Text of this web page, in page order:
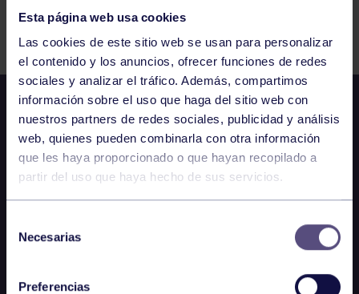
Esta página web usa cookies
Las cookies de este sitio web se usan para personalizar
el contenido y los anuncios, ofrecer funciones de redes
sociales y analizar el tráfico. Además, compartimos
información sobre el uso que haga del sitio web con
nuestros partners de redes sociales, publicidad y análisis
web, quienes pueden combinarla con otra información
que les haya proporcionado o que hayan recopilado a
partir del uso que haya hecho de sus servicios.
Necesarias
Preferencias